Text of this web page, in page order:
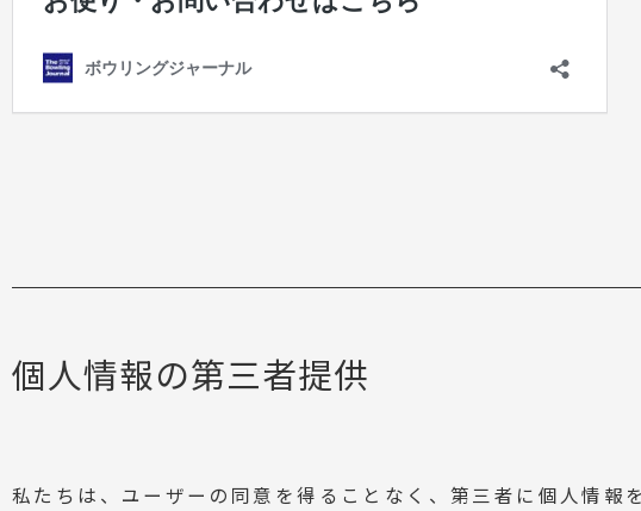
個人情報の第三者提供
私たちは、ユーザーの同意を得ることなく、第三者に個人情報